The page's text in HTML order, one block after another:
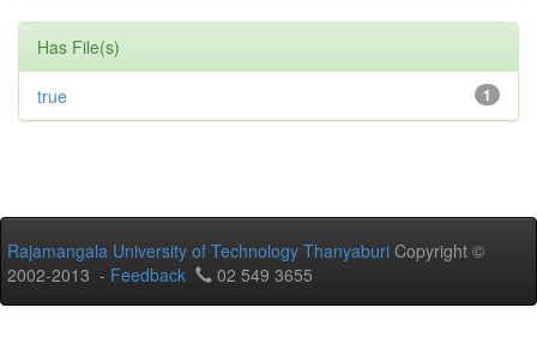
Has File(s)
1
true
Rajamangala University of Technology Thanyaburi Copyright ©
2002-2013 - Feedback 02 549 3655